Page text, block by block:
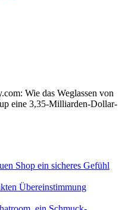
Wie das Weglassen von
eine 3,35-Milliarden-Dollar-
Shop ein sicheres Gefühl
Übereinstimmung